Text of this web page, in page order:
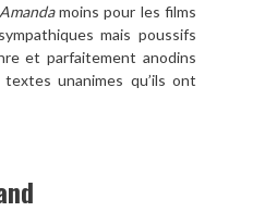
Amandamoins pour les films
mais poussifs
et parfaitement anodins
unanimes qu’ils ont